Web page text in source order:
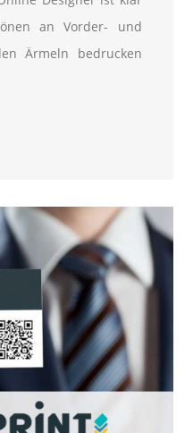
an Vorder- und
Ärmeln bedrucken